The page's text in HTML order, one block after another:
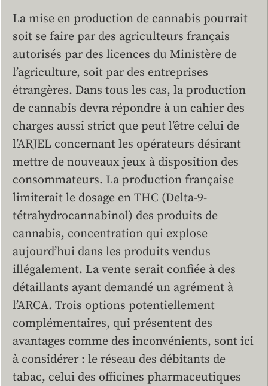
La mise en production de cannabis pourrait
soit se faire par des agriculteurs français
autorisés par des licences du Ministère de
l’agriculture, soit par des entreprises
étrangères. Dans tous les cas, la production
de cannabis devra répondre à un cahier des
charges aussi strict que peut l’être celui de
l’ARJEL concernant les opérateurs désirant
mettre de nouveaux jeux à disposition des
consommateurs. La production française
limiterait le dosage en THC (Delta-9-
tétrahydrocannabinol) des produits de
cannabis, concentration qui explose
aujourd’hui dans les produits vendus
illégalement. La vente serait confiée à des
détaillants ayant demandé un agrément à
l’ARCA. Trois options potentiellement
complémentaires, qui présentent des
avantages comme des inconvénients, sont ici
à considérer : le réseau des débitants de
tabac, celui des officines pharmaceutiques